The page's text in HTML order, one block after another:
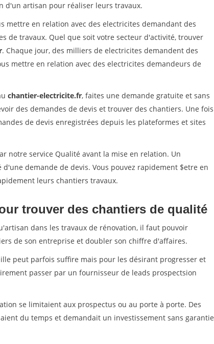
d'un artisan pour réaliser leurs travaux.
mettre en relation avec des electricites demandant des
de travaux. Quel que soit votre secteur d'activité, trouver
. Chaque jour, des milliers de electricites demandent des
mettre en relation avec des electricites demandeurs de
chantier-electricite.fr, faites une demande gratuite et sans
des demandes de devis et trouver des chantiers. Une fois
de devis enregistrées depuis les plateformes et sites
notre service Qualité avant la mise en relation. Un
demande de devis. Vous pouvez rapidement $etre en
leurs chantiers travaux.
trouver des chantiers de qualité
dans les travaux de rénovation, il faut pouvoir
de son entreprise et doubler son chiffre d'affaires.
peut parfois suffire mais pour les désirant progresser et
passer par un fournisseur de leads prospectsion
se limitaient aux prospectus ou au porte à porte. Des
du temps et demandait un investissement sans garantie